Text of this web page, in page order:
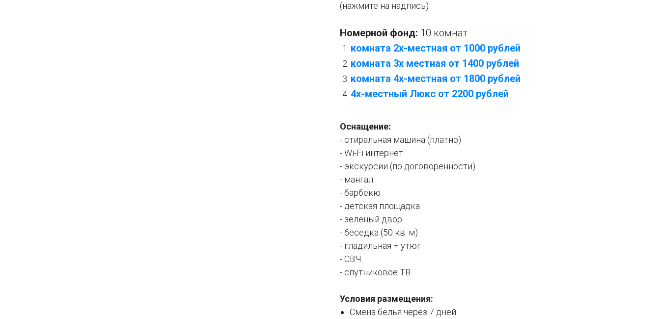
(нажмите на надпись)
Номерной фонд: 10 комнат
комната 2х-местная от 1000 рублей
комната 3х местная от 1400 рублей
комната 4х-местная от 1800 рублей
4х-местный Люкс от 2200 рублей
Оснащение:
- стиральная машина (платно)
- Wi-Fi интернет
- экскурсии (по договоренности)
- мангал
- барбекю
- детская площадка
- зеленый двор
- беседка (50 кв. м)
- гладильная + утюг
- СВЧ
- спутниковое ТВ
Условия размещения:
Смена белья через 7 дней